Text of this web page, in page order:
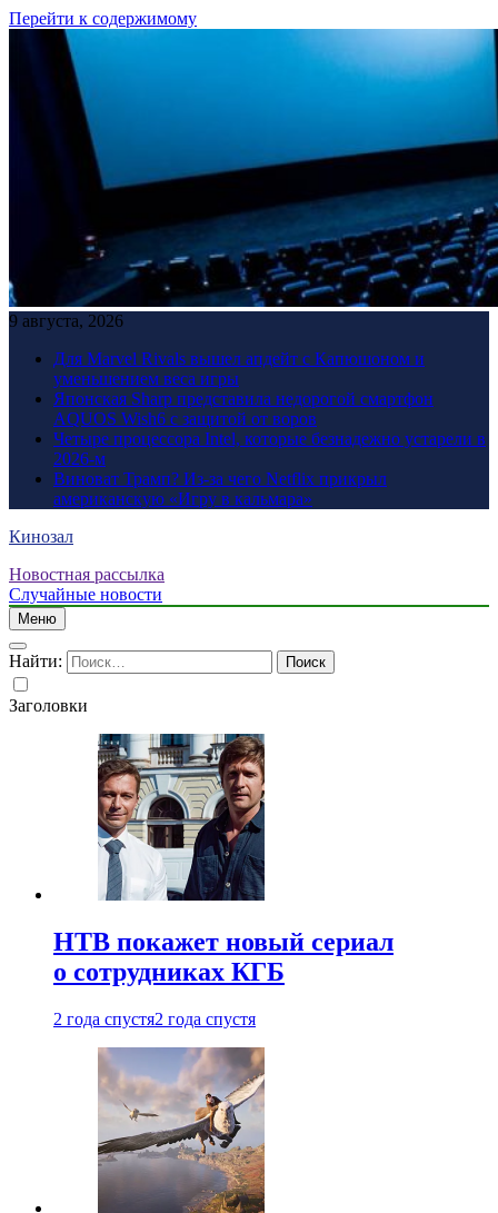
Перейти к содержимому
9 августа, 2026
Для Marvel Rivals вышел апдейт с Капюшоном и
уменьшением веса игры
Японская Sharp представила недорогой смартфон
AQUOS Wish6 с защитой от воров
Четыре процессора Intel, которые безнадежно устарели в
2026-м
Виноват Трамп? Из-за чего Netflix прикрыл
американскую «Игру в кальмара»
Кинозал
Новостная рассылка
Случайные новости
Меню
Найти:
Заголовки
НТВ покажет новый сериал
о сотрудниках КГБ
2 года спустя2 года спустя